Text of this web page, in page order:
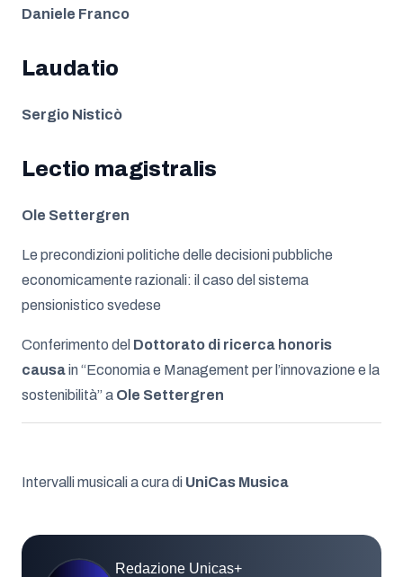
Daniele Franco
Laudatio
Sergio Nisticò
Lectio magistralis
Ole Settergren
Le precondizioni politiche delle decisioni pubbliche
economicamente razionali: il caso del sistema
pensionistico svedese
Conferimento del Dottorato di ricerca honoris
causain “Economia e Management per l’innovazione e la
sostenibilità” a Ole Settergren
Intervalli musicali a cura di UniCas Musica
Redazione Unicas+